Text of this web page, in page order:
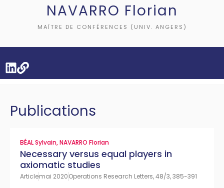
NAVARRO Florian
MAÎTRE DE CONFÉRENCES (UNIV. ANGERS)
Publications
BÉAL Sylvain,NAVARRO Florian
Necessary versus equal players in
axiomatic studies
Articlemai 2020Operations Research Letters, 48/3, 385-391